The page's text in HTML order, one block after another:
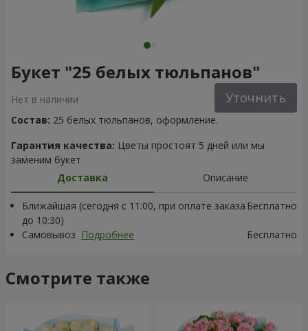
Букет "25 белых тюльпанов"
Нет в наличии Уточнить
Состав: 25 белых тюльпанов, оформление.
Гарантия качества: Цветы простоят 5 дней или мы
заменим букет
Доставка
Описание
Ближайшая (сегодня с 11:00, при оплате заказа
до 10:30)
Бесплатно
Самовывоз Подробнее Бесплатно
Смотрите также